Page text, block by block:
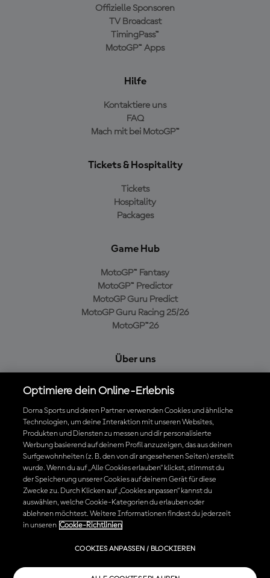
Offizielle Sponsoren
TV Broadcast
TimingPass™
MotoGP™ Apps
Hilfe
Kontaktiere uns
FAQ
Mach mit bei MotoGP™
Tickets & Hospitality
Tickets
Hospitality
Packages
Game Hub
MotoGP™ Fantasy
MotoGP™ Predictor
MotoGP Guru Predict
MotoGP Guru Racing 25/26
MotoGP™26
Über uns
Cookie-Richtlinien
Geschäftsbedingungen
Datenschutzrichtlinien
Kaufrichtlinie
Die offizielle MotoGP™ App herunterladen
© 2026 MotoGP Sports Entertainment Group. Alle Rechte vorbehalten.
Optimiere dein Online-Erlebnis
Dorna Sports und deren Partner verwenden Cookies und ähnliche
Technologien, um deine Interaktion mit unseren Websites,
Produkten und Diensten zu messen und dir personalisierte
Werbung basierend auf deinem Profil anzuzeigen, das aus deinen
Surfgewohnheiten (z. B. den von dir angesehenen Seiten) erstellt
wurde. Wenn du auf „Alle Cookies erlauben“ klickst, stimmst du
der Speicherung unserer Cookies auf deinem Gerät für diese
Zwecke zu. Durch Klicken auf „Cookies anpassen“ kannst du
auswählen, welche Cookie-Kategorien du erlauben oder
ablehnen möchtest. Weitere Informationen findest du jederzeit
in unseren Cookie-Richtlinien
COOKIES ANPASSEN / BLOCKIEREN